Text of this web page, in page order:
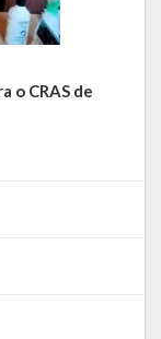
o CRAS de